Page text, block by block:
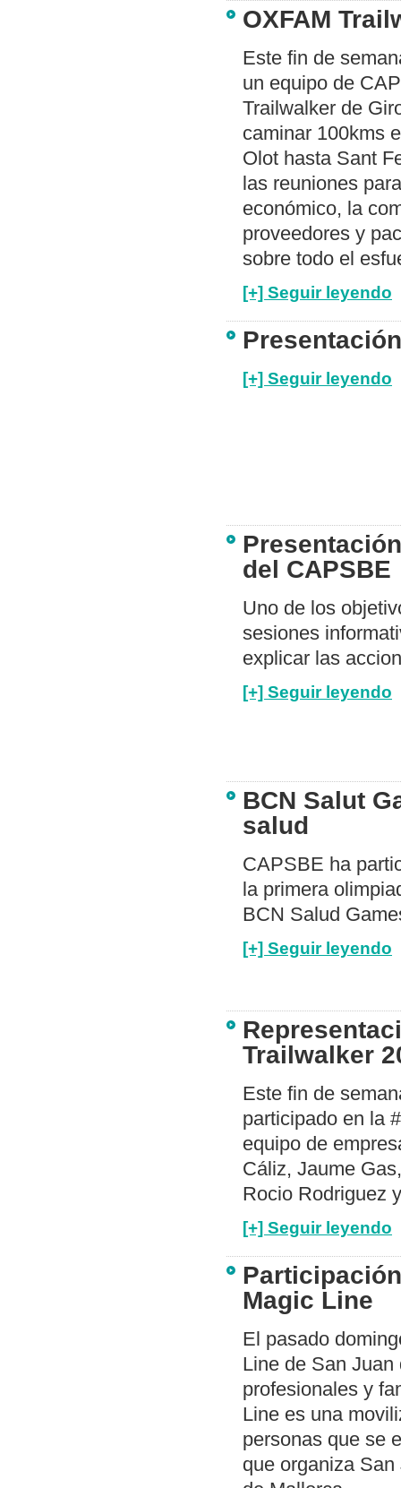
OXFAM
Este fin de
un equipo de
Trailwalker de
caminar 100kms
Olot hasta Sant
las reuniones
económico, la
proveedores y
sobre todo el
[+] Seguir leyendo
[+] Seguir leyendo
del CAPSBE
Uno de los
sesiones
explicar las
[+] Seguir leyendo
BCN Salut
salud
CAPSBE ha
la primera
BCN Salud
[+] Seguir leyendo
Trailwalker
Este fin de
participado en la
equipo de
Cáliz, Jaume
Rocio Rodriguez
[+] Seguir leyendo
Magic Line
El pasado
Line de San
profesionales y
Line es una
personas que se
que organiza